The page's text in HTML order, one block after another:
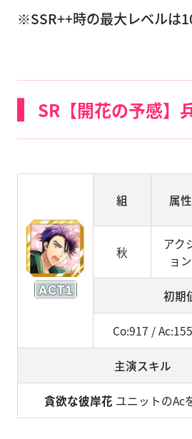
※SSR++時の最大レベルは
SR【開花の予感】
組 属性
秋
アク
ョン
初期
Co:917 /
主演スキル
貪欲な彼岸花 ユニットのAc